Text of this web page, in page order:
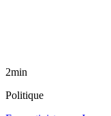
2min
Politique